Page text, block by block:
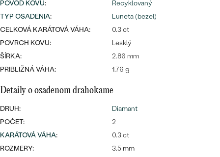
Wave kolekcia
DIAMANTY
PREZRIEŤ
Personalizované
prívesky
OBJAVIŤ
prstene
PÔVOD KOVU:
Recyklovaný
TYP OSADENIA:
Luneta (bezel)
CELKOVÁ KARÁTOVÁ VÁHA:
0.3 ct
POVRCH KOVU:
Lesklý
ŠÍRKA:
2.86 mm
PRIBLIŽNÁ VÁHA:
1.76 g
Detaily o osadenom drahokame
DRUH:
Diamant
POČET:
2
KARÁTOVÁ VÁHA:
0.3 ct
ROZMERY:
3.5 mm